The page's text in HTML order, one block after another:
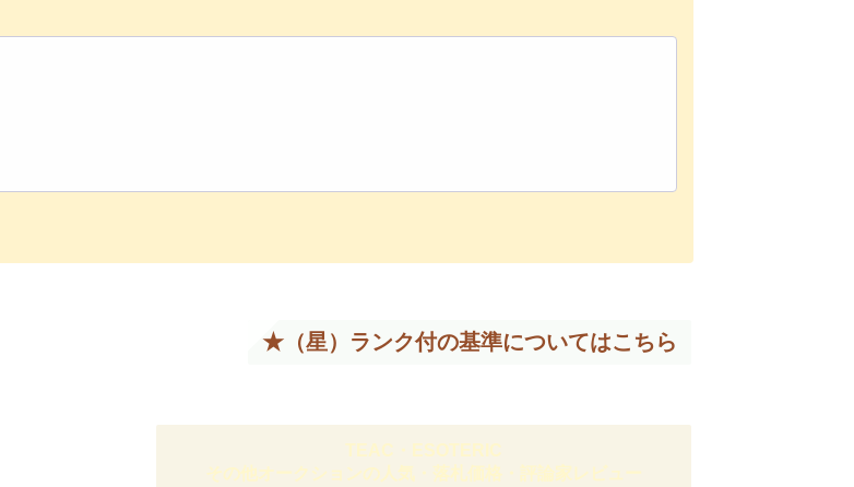
★（星）ランク付の基準についてはこちら
TEAC・ESOTERIC
その他オークションの人気・落札価格・評論家レビュー